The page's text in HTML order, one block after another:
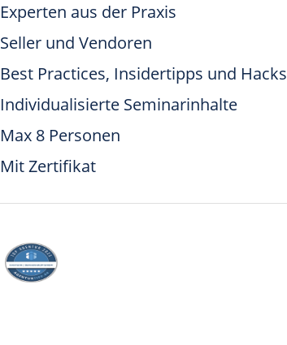
Experten aus der Praxis
Seller und Vendoren
Best Practices, Insidertipps und Hacks
Individualisierte Seminarinhalte
Max 8 Personen
Mit Zertifikat